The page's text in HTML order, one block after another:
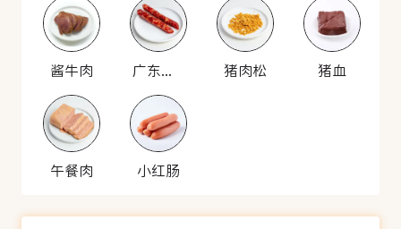
酱牛肉 广东香肠 猪肉松 猪血
午餐肉 小红肠